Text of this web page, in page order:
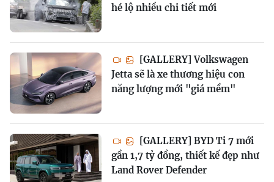
hé lộ nhiều chi tiết mới
[GALLERY] Volkswagen
Jetta sẽ là xe thương hiệu con
năng lượng mới "giá mềm"
[GALLERY] BYD Ti 7 mới
gần 1,7 tỷ đồng, thiết kế đẹp như
Land Rover Defender